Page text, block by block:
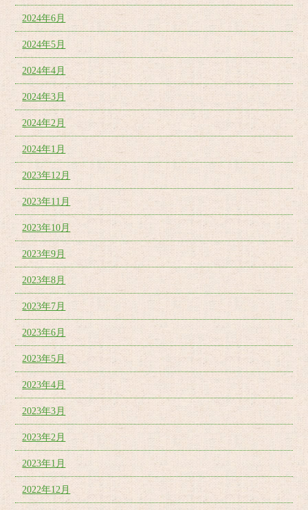
2024年6月
2024年5月
2024年4月
2024年3月
2024年2月
2024年1月
2023年12月
2023年11月
2023年10月
2023年9月
2023年8月
2023年7月
2023年6月
2023年5月
2023年4月
2023年3月
2023年2月
2023年1月
2022年12月